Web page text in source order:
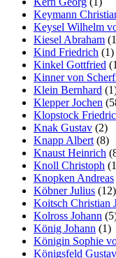
Keymann
Keysel Wilhelm
Kiesel Abraham
Kind Friedrich (1)
Kinkel Gottfried
Kinner von
Klein Bernhard
Klepper Jochen
Klopstock
Knak Gustav (2)
Knapp Albert (8)
Knaust Heinrich
Knoll Christoph
Knopken Andreas
Köbner Julius (12)
Koitsch Christian
Kolross Johann
König Johann (1)
Königin Sophie
Königsfeld